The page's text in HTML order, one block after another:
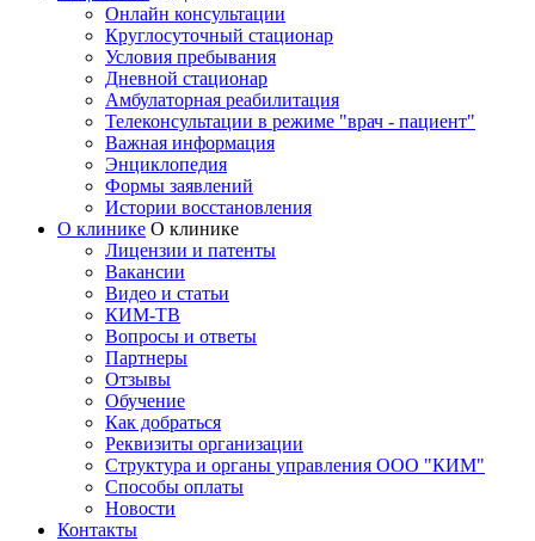
Онлайн консультации
Круглосуточный стационар
Условия пребывания
Дневной стационар
Амбулаторная реабилитация
Телеконсультации в режиме "врач - пациент"
Важная информация
Энциклопедия
Формы заявлений
Истории восстановления
О клинике О клинике
Лицензии и патенты
Вакансии
Видео и статьи
КИМ-ТВ
Вопросы и ответы
Партнеры
Отзывы
Обучение
Как добраться
Реквизиты организации
Структура и органы управления ООО "КИМ"
Способы оплаты
Новости
Контакты